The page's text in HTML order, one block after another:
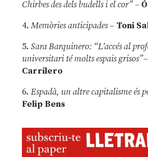
Chirbes des dels budells i el cor” –
4. Memòries anticipades– Toni
5. Sara Barquinero: “L’accés al
universitari té molts espais grisos”–
Carrilero
6. Espadà, un altre capitalisme és
Felip Bens